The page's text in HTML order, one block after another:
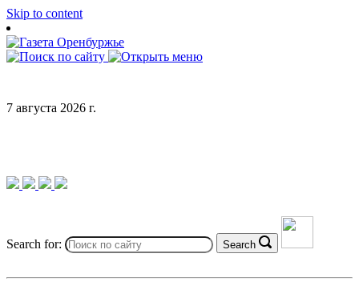
Skip to content
7 августа 2026 г.
Search for: Search